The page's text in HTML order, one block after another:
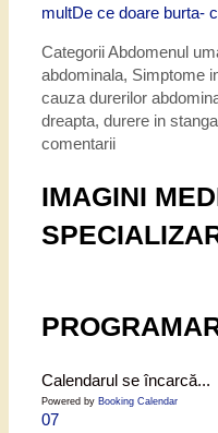
multDe ce doare burta-
CategoriiAbdomenul
abdominala, Simptome
cauza durerilor
dreapta, durere in stanga
comentarii
IMAGINI
Calendarul se încarcă...
Powered by Booking Calendar
07